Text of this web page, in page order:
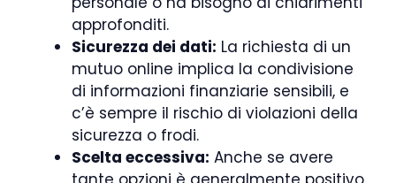
approfonditi.
Sicurezza dei dati: La richiesta di un
mutuo online implica la condivisione
di informazioni finanziarie sensibili, e
c’è sempre il rischio di violazioni della
sicurezza o frodi.
Scelta eccessiva: Anche se avere